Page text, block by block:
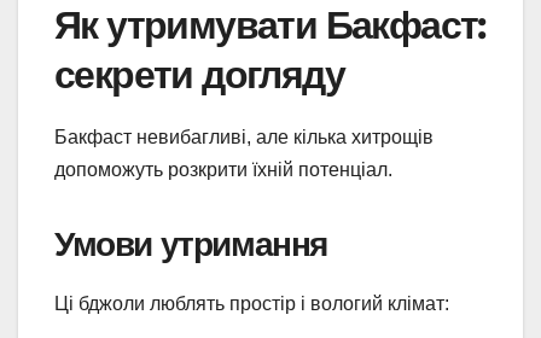
Як утримувати Бакфаст:
секрети догляду
Бакфаст невибагливі, але кілька хитрощів
допоможуть розкрити їхній потенціал.
Умови утримання
Ці бджоли люблять простір і вологий клімат: